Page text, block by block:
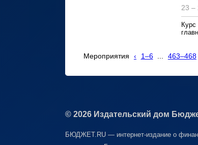
23 –
Мероприятия ‹ 1–6 ... 463–468
© 2026 Издательский дом
БЮДЖЕТ.RU — интернет-издание о